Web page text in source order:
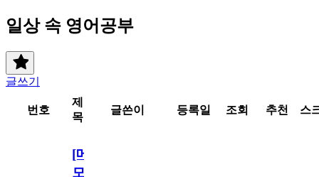
일상 속 영어공부
글쓰기
번호
제
목
글쓴이 등록일 조회 추천 스
[메
모